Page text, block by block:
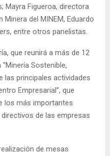
Mayra Figueroa, directora
del MINEM, Eduardo
entre otros panelistas.
que reunirá a más de 12
Sostenible,
las principales actividades
Empresarial”, que
los más importantes
de las empresas
de mesas